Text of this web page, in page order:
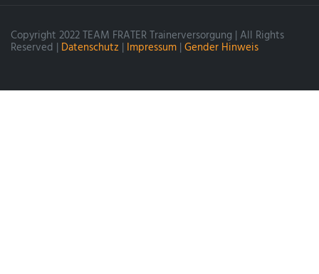
Copyright 2022 TEAM FRATER Trainerversorgung | All Rights
Reserved | Datenschutz | Impressum | Gender Hinweis